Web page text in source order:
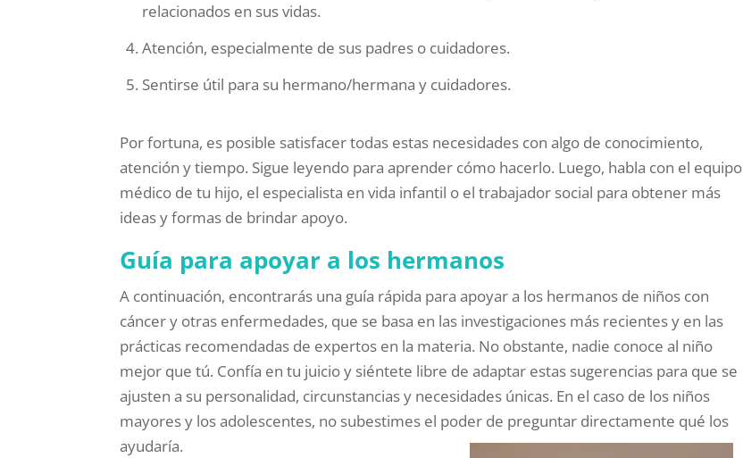
relacionados en sus vidas.
Atención, especialmente de sus padres o cuidadores.
Sentirse útil para su hermano/hermana y cuidadores.
Por fortuna, es posible satisfacer todas estas necesidades con algo de conocimiento,
atención y tiempo. Sigue leyendo para aprender cómo hacerlo. Luego, habla con el equipo
médico de tu hijo, el especialista en vida infantil o el trabajador social para obtener más
ideas y formas de brindar apoyo.
Guía para apoyar a los hermanos
A continuación, encontrarás una guía rápida para apoyar a los hermanos de niños con
cáncer y otras enfermedades, que se basa en las investigaciones más recientes y en las
prácticas recomendadas de expertos en la materia. No obstante, nadie conoce al niño
mejor que tú. Confía en tu juicio y siéntete libre de adaptar estas sugerencias para que se
ajusten a su personalidad, circunstancias y necesidades únicas. En el caso de los niños
mayores y los adolescentes, no subestimes el poder de preguntar directamente qué los
ayudaría.